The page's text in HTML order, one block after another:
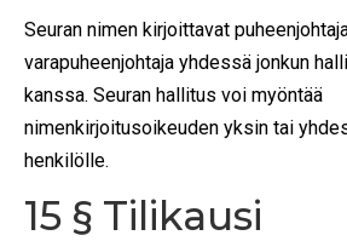
Seuran nimen kirjoittavat
varapuheenjohtaja yhdessä jonkun
kanssa. Seuran hallitus voi myöntää
nimenkirjoitusoikeuden yksin tai
henkilölle.
15 § Tilikausi